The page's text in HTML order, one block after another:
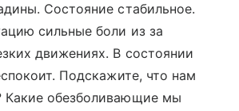
Состояние стабильное.
сильные боли из за
движениях. В состоянии
Подскажите, что нам
Какие обезболивающие мы